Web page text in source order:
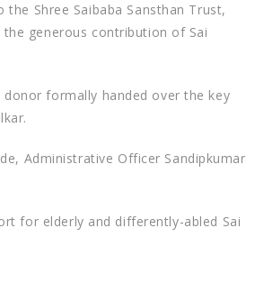
Shree Saibaba Sansthan Trust,
generous contribution of Sai
formally handed over the key
Administrative Officer Sandipkumar
for elderly and differently-abled Sai